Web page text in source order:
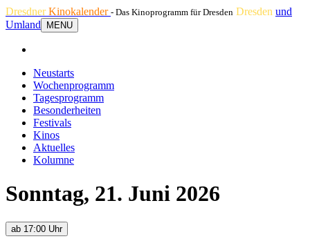
DresdnerKinokalender - Das Kinoprogramm für Dresden Dresden und
Umland
MENU
Neustarts
Wochenprogramm
Tagesprogramm
Besonderheiten
Festivals
Kinos
Aktuelles
Kolumne
Sonntag, 21. Juni 2026
ab 17:00 Uhr